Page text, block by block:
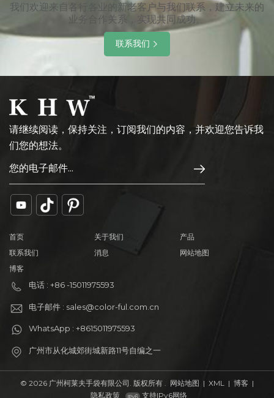
我们欢迎来自各行各业的新老客户与我们联系，建立未来的
业务合作关系，实现共同成功。
联系我们
请继续阅读，保持关注，订阅我们的内容，并欢迎您告诉我
们您的想法。
首页 关于我们
产品
联系我们
消息
网站地图
博客
电话 : +86 -15011975593
电子邮件 : sales@color-ful.com.cn
WhatsApp : +8615011975593
广州市从化城郊街城新路11号自编之一
© 2026 广州柯莱夫手袋有限公司. 版权所有 . 网站地图 | XML | 博客 |
隐私政策
支持IPv6网络